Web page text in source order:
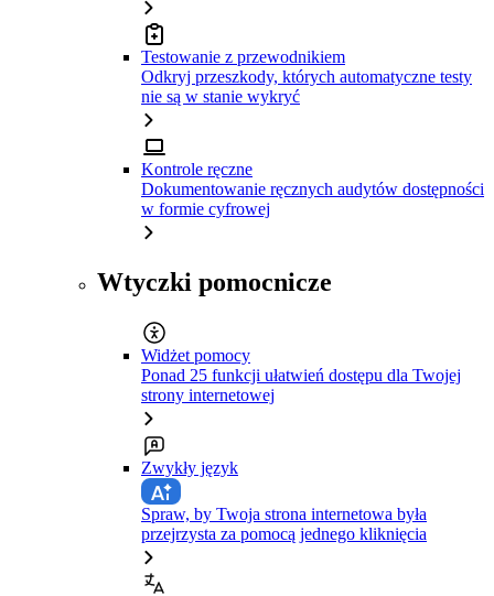
Testowanie z przewodnikiem
Odkryj przeszkody, których automatyczne testy
nie są w stanie wykryć
Kontrole ręczne
Dokumentowanie ręcznych audytów dostępności
w formie cyfrowej
Wtyczki pomocnicze
Widżet pomocy
Ponad 25 funkcji ułatwień dostępu dla Twojej
strony internetowej
Zwykły język
Spraw, by Twoja strona internetowa była
przejrzysta za pomocą jednego kliknięcia